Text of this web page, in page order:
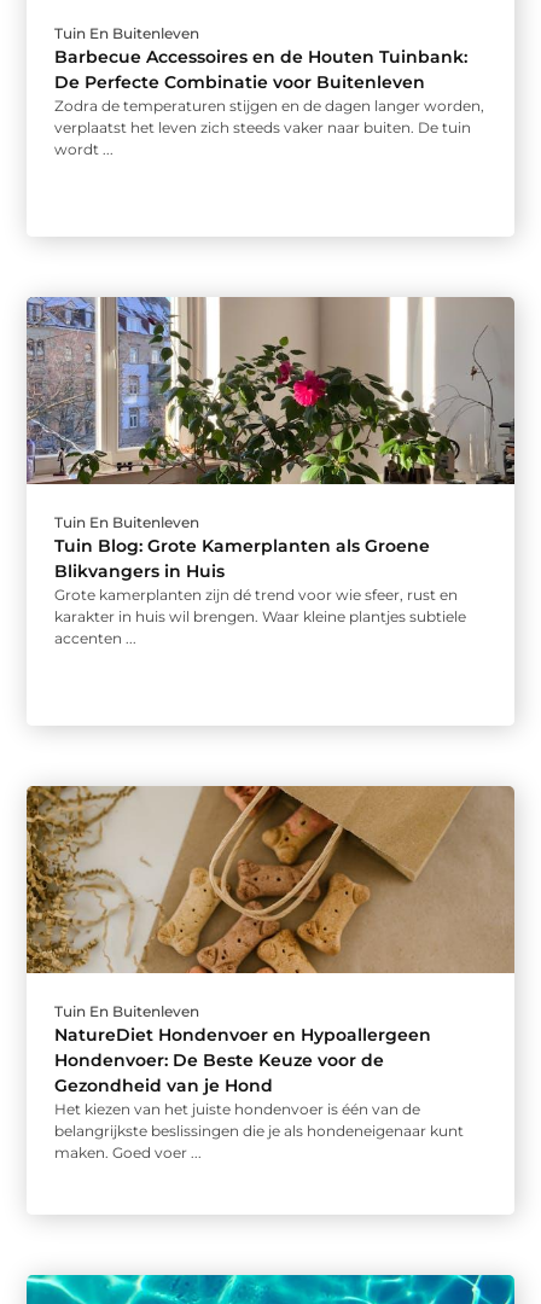
Tuin En Buitenleven
Barbecue Accessoires en de Houten Tuinbank:
De Perfecte Combinatie voor Buitenleven
Zodra de temperaturen stijgen en de dagen langer worden,
verplaatst het leven zich steeds vaker naar buiten. De tuin
wordt ...
Tuin En Buitenleven
Tuin Blog: Grote Kamerplanten als Groene
Blikvangers in Huis
Grote kamerplanten zijn dé trend voor wie sfeer, rust en
karakter in huis wil brengen. Waar kleine plantjes subtiele
accenten ...
Tuin En Buitenleven
NatureDiet Hondenvoer en Hypoallergeen
Hondenvoer: De Beste Keuze voor de
Gezondheid van je Hond
Het kiezen van het juiste hondenvoer is één van de
belangrijkste beslissingen die je als hondeneigenaar kunt
maken. Goed voer ...